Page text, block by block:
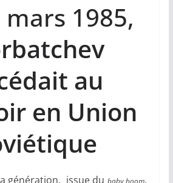
mars 1985,
au
en Union
génération, issue du
,